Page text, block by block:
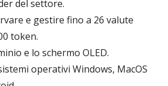
del settore.
e gestire fino a 26 valute
token.
e lo schermo OLED.
operativi Windows, MacOS